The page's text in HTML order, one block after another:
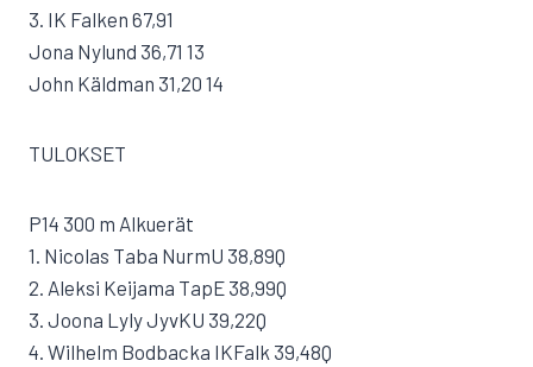
3. IK Falken 67,91
Jona Nylund 36,71 13
John Käldman 31,20 14
TULOKSET
P14 300 m Alkuerät
1. Nicolas Taba NurmU 38,89Q
2. Aleksi Keijama TapE 38,99Q
3. Joona Lyly JyvKU 39,22Q
4. Wilhelm Bodbacka IKFalk 39,48Q